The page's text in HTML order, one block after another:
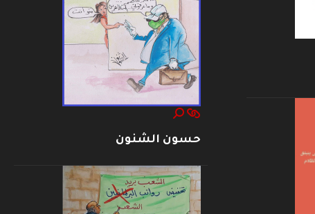
حسون الشنون